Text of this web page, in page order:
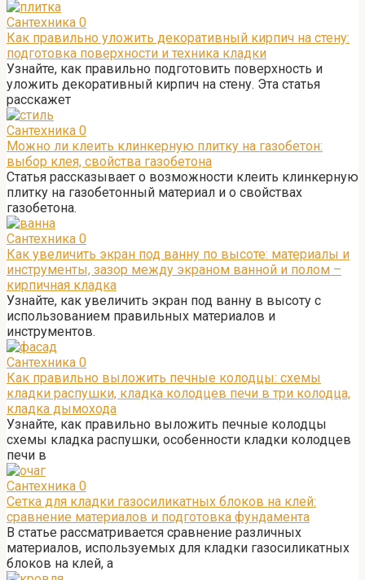
Сантехника 0
Как правильно уложить декоративный кирпич на стену:
подготовка поверхности и техника кладки
Узнайте, как правильно подготовить поверхность и
уложить декоративный кирпич на стену. Эта статья
расскажет
Сантехника 0
Можно ли клеить клинкерную плитку на газобетон:
выбор клея, свойства газобетона
Статья рассказывает о возможности клеить клинкерную
плитку на газобетонный материал и о свойствах
газобетона.
Сантехника 0
Как увеличить экран под ванну по высоте: материалы и
инструменты, зазор между экраном ванной и полом –
кирпичная кладка
Узнайте, как увеличить экран под ванну в высоту с
использованием правильных материалов и
инструментов.
Сантехника 0
Как правильно выложить печные колодцы: схемы
кладки распушки, кладка колодцев печи в три колодца,
кладка дымохода
Узнайте, как правильно выложить печные колодцы
схемы кладка распушки, особенности кладки колодцев
печи в
Сантехника 0
Сетка для кладки газосиликатных блоков на клей:
сравнение материалов и подготовка фундамента
В статье рассматривается сравнение различных
материалов, используемых для кладки газосиликатных
блоков на клей, а